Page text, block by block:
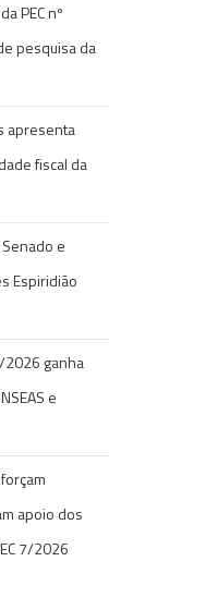
PEC nº
pesquisa da
apresenta
fiscal da
e
Espiridião
2026 ganha
e
apoio dos
7/2026